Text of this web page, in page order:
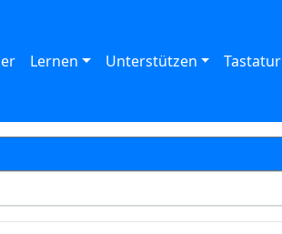
Lernen Unterstützen Tastatur